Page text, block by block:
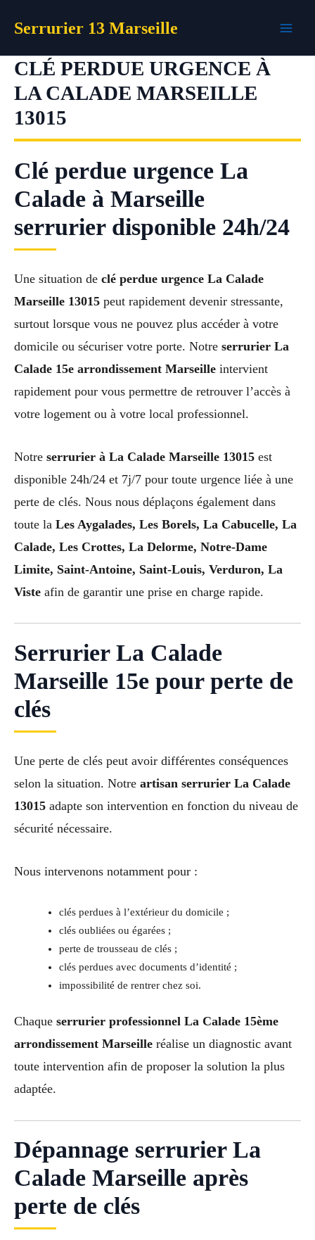
Serrurier 13 Marseille
CLÉ PERDUE URGENCE À
LA CALADE MARSEILLE
13015
Clé perdue urgence La
Calade à Marseille
serrurier disponible 24h/24
Une situation de clé perdue urgence La Calade
Marseille 13015 peut rapidement devenir stressante,
surtout lorsque vous ne pouvez plus accéder à votre
domicile ou sécuriser votre porte. Notre serrurier La
Calade 15e arrondissement Marseille intervient
rapidement pour vous permettre de retrouver l’accès à
votre logement ou à votre local professionnel.
Notre serrurier à La Calade Marseille 13015 est
disponible 24h/24 et 7j/7 pour toute urgence liée à une
perte de clés. Nous nous déplaçons également dans
toute la Les Aygalades, Les Borels, La Cabucelle, La
Calade, Les Crottes, La Delorme, Notre-Dame
Limite, Saint-Antoine, Saint-Louis, Verduron, La
Viste afin de garantir une prise en charge rapide.
Serrurier La Calade
Marseille 15e pour perte de
clés
Une perte de clés peut avoir différentes conséquences
selon la situation. Notre artisan serrurier La Calade
13015 adapte son intervention en fonction du niveau de
sécurité nécessaire.
Nous intervenons notamment pour :
clés perdues à l’extérieur du domicile ;
clés oubliées ou égarées ;
perte de trousseau de clés ;
clés perdues avec documents d’identité ;
impossibilité de rentrer chez soi.
Chaque serrurier professionnel La Calade 15ème
arrondissement Marseille réalise un diagnostic avant
toute intervention afin de proposer la solution la plus
adaptée.
Dépannage serrurier La
Calade Marseille après
perte de clés